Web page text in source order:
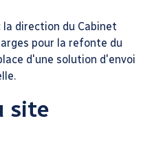
la direction du Cabinet
pour la refonte du
d'une solution d'envoi
site